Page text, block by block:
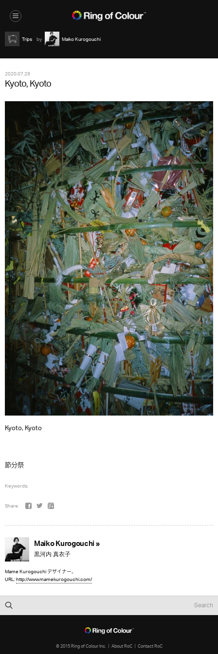
Trips Maiko Kurogouchi
2020.07.29
Kyoto, Kyoto
Kyoto, Kyoto
節分祭
Keywords:
Share:
Maiko Kurogouchi »
黒河内 真衣子
Mame Kurogouchi デザイナー。
URL:http://www.mamekurogouchi.com/
© 2015 Ring of Colour Inc. About RoC Contact RoC